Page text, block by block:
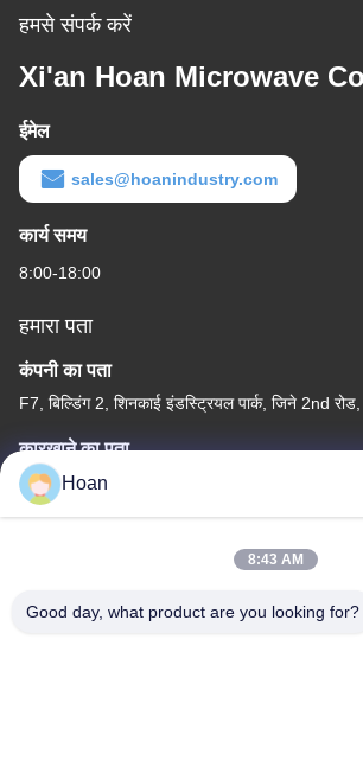
हमसे संपर्क करें
Xi'an Hoan Microwave
ईमेल
sales@hoanindustry.com
कार्य समय
8:00-18:00
हमारा पता
कंपनी का पता
F7, बिल्डिंग 2, शिनकाई इंडस्ट्रियल पार्क, जिने 2nd
कारखाने का पता
F7, बिल्डिंग 2, शिनकाई इंडस्ट्रियल पार्क, जिने 2nd
Hoan
8:43 AM
Good day, what product are you looking for?